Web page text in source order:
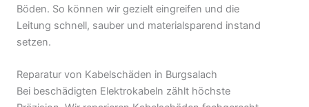
Böden. So können wir gezielt eingreifen und die
Leitung schnell, sauber und materialsparend instand
setzen.
Reparatur von Kabelschäden in Burgsalach
Bei beschädigten Elektrokabeln zählt höchste